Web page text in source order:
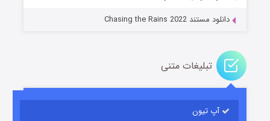
دانلود مستند Chasing the Rains 2022
تبلیغات متنی
آپ تیون